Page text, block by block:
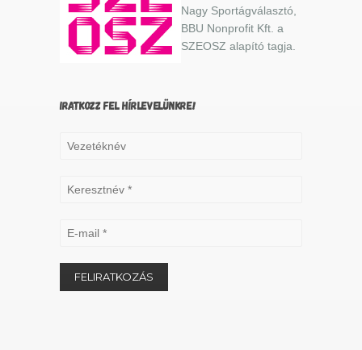
Nagy Sportágválasztó,
BBU Nonprofit Kft. a
SZEOSZ alapító tagja.
IRATKOZZ FEL HÍRLEVELÜNKRE!